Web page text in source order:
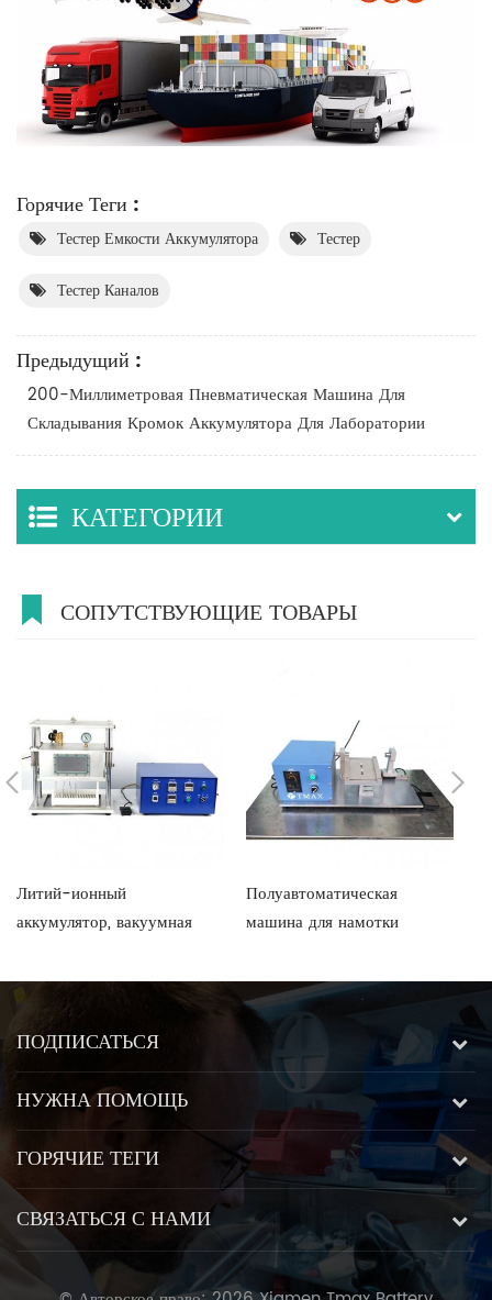
Горячие Теги :
Тестер Емкости Аккумулятора Тестер
Тестер Каналов
Предыдущий :
200-Миллиметровая Пневматическая Машина Для
Складывания Кромок Аккумулятора Для Лаборатории
КАТЕГОРИИ
СОПУТСТВУЮЩИЕ ТОВАРЫ
Литий-ионный
аккумулятор, вакуумная
многофункциональная
машина для наполнения
электролитом
Полуавтоматическая
машина для намотки
ПОДПИСАТЬСЯ
НУЖНА ПОМОЩЬ
ГОРЯЧИЕ ТЕГИ
СВЯЗАТЬСЯ С НАМИ